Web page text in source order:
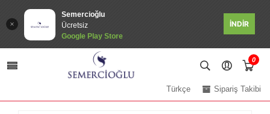
Semercioğlu
Ücretsiz
Google Play Store
İNDİR
0
Sipariş Takibi
Türkçe